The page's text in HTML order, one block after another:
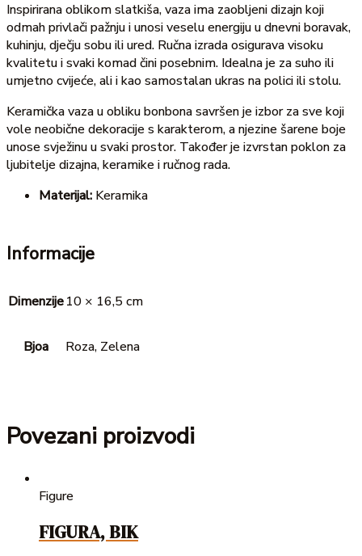
Inspirirana oblikom slatkiša, vaza ima zaobljeni dizajn koji
odmah privlači pažnju i unosi veselu energiju u dnevni boravak,
kuhinju, dječju sobu ili ured. Ručna izrada osigurava visoku
kvalitetu i svaki komad čini posebnim. Idealna je za suho ili
umjetno cvijeće, ali i kao samostalan ukras na polici ili stolu.
Keramička vaza u obliku bonbona savršen je izbor za sve koji
vole neobične dekoracije s karakterom, a njezine šarene boje
unose svježinu u svaki prostor. Također je izvrstan poklon za
ljubitelje dizajna, keramike i ručnog rada.
Materijal: Keramika
Informacije
Dimenzije10 × 16,5 cm
Bjoa Roza, Zelena
Povezani proizvodi
Figure
FIGURA, BIK